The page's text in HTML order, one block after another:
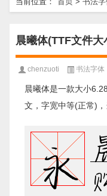
晨曦体(TTF文件大
chenzuoti 书法字体
晨曦体是一款大小
文，字宽中等(正常)